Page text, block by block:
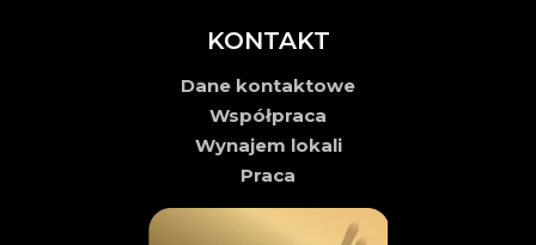
KONTAKT
Dane kontaktowe
Współpraca
Wynajem lokali
Praca